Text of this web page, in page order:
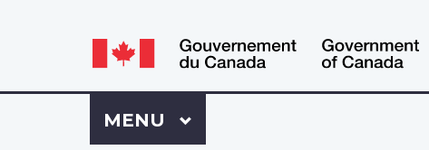
Language
switcher
Language
switcher
Se
connecter
à
Menu
MENU PRINCIPAL